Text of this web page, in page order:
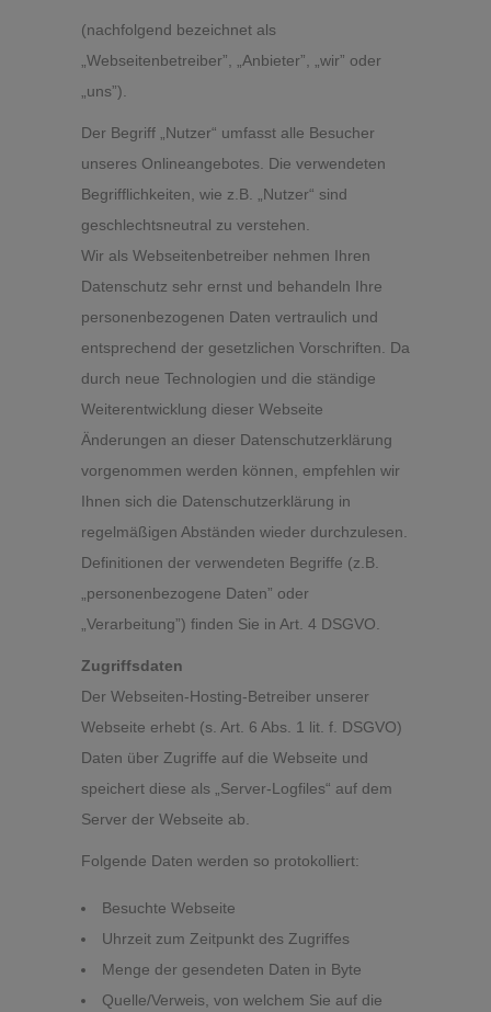
(nachfolgend bezeichnet als
„Webseitenbetreiber”, „Anbieter”, „wir” oder
„uns”).
Der Begriff „Nutzer“ umfasst alle Besucher
unseres Onlineangebotes. Die verwendeten
Begrifflichkeiten, wie z.B. „Nutzer“ sind
geschlechtsneutral zu verstehen.
Wir als Webseitenbetreiber nehmen Ihren
Datenschutz sehr ernst und behandeln Ihre
personenbezogenen Daten vertraulich und
entsprechend der gesetzlichen Vorschriften. Da
durch neue Technologien und die ständige
Weiterentwicklung dieser Webseite
Änderungen an dieser Datenschutzerklärung
vorgenommen werden können, empfehlen wir
Ihnen sich die Datenschutzerklärung in
regelmäßigen Abständen wieder durchzulesen.
Definitionen der verwendeten Begriffe (z.B.
„personenbezogene Daten” oder
„Verarbeitung”) finden Sie in Art. 4 DSGVO.
Zugriffsdaten
Der Webseiten-Hosting-Betreiber unserer
Webseite erhebt (s. Art. 6 Abs. 1 lit. f. DSGVO)
Daten über Zugriffe auf die Webseite und
speichert diese als „Server-Logfiles“ auf dem
Server der Webseite ab.
Folgende Daten werden so protokolliert:
Besuchte Webseite
Uhrzeit zum Zeitpunkt des Zugriffes
Menge der gesendeten Daten in Byte
Quelle/Verweis, von welchem Sie auf die